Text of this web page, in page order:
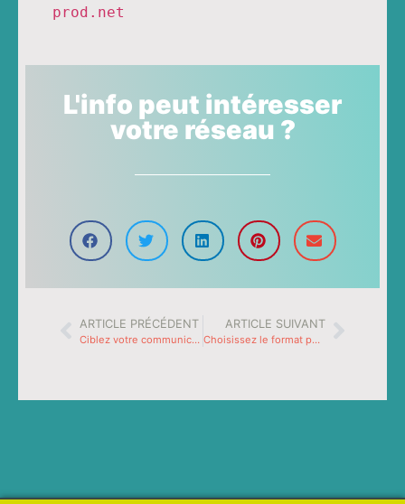
prod.net
L'info peut intéresser
votre réseau ?
ARTICLE PRÉCÉDENT
Ciblez votre communication
ARTICLE SUIVANT
Choisissez le format pertinent